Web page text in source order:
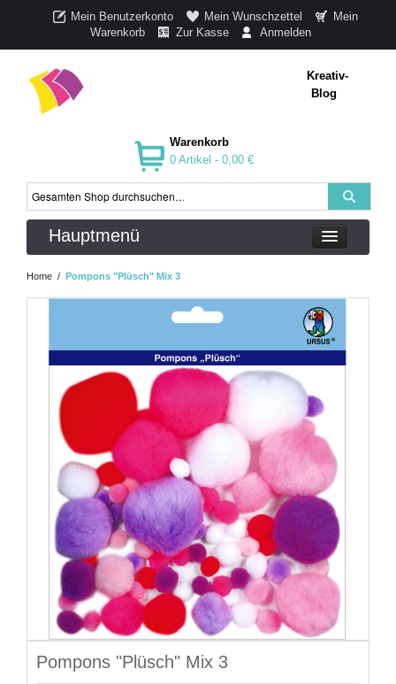
Mein Benutzerkonto Mein Wunschzettel
Mein
Warenkorb
Zur Kasse Anmelden
Kreativ-
Blog
Warenkorb
0 Artikel - 0,00 €
Hauptmenü
Home / Pompons "Plüsch" Mix 3
Pompons "Plüsch" Mix 3